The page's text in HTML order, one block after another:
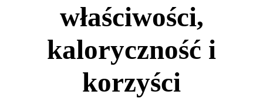
właściwości,
kaloryczność i
korzyści